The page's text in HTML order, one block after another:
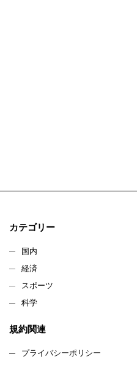
カテゴリー
国内
経済
スポーツ
科学
規約関連
プライバシーポリシー